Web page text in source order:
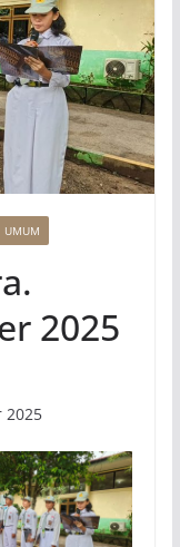
UMUM
2025
2025